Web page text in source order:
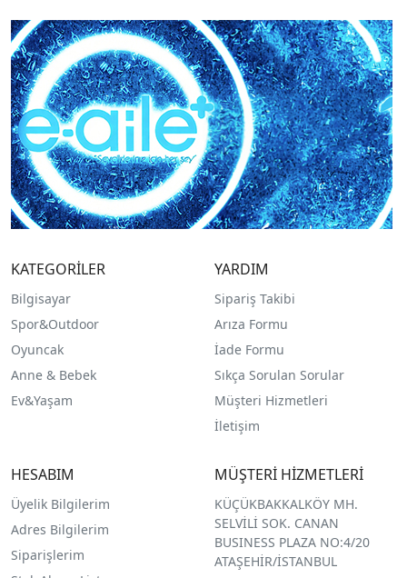
KATEGORİLER
Bilgisayar
Spor&Outdoor
Oyuncak
Anne & Bebek
Ev&Yaşam
YARDIM
Sipariş Takibi
Arıza Formu
İade Formu
Sıkça Sorulan Sorular
Müşteri Hizmetleri
İletişim
HESABIM
Üyelik Bilgilerim
Adres Bilgilerim
Siparişlerim
MÜŞTERİ HİZMETLERİ
KÜÇÜKBAKKALKÖY MH.
SELVİLİ SOK. CANAN
BUSINESS PLAZA NO:4/20
ATAŞEHİR/İSTANBUL